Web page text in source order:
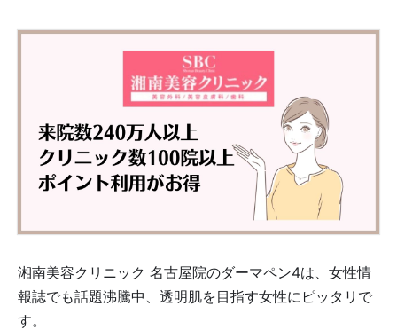
湘南美容クリニック 名古屋院のダーマペン4は、女性情
報誌でも話題沸騰中、透明肌を目指す女性にピッタリで
す。